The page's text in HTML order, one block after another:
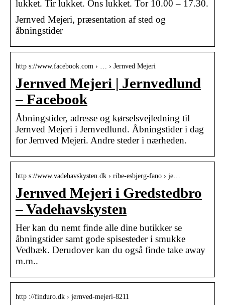
lukket. Tir lukket. Ons lukket. Tor 10.00 – 17.30.
Jernved Mejeri, præsentation af sted og
åbningstider
http s://www.facebook.com › … › Jernved Mejeri
Jernved Mejeri | Jernvedlund
– Facebook
Åbningstider, adresse og kørselsvejledning til
Jernved Mejeri i Jernvedlund. Åbningstider i dag
for Jernved Mejeri. Andre steder i nærheden.
http s://www.vadehavskysten.dk › ribe-esbjerg-fano › je…
Jernved Mejeri i Gredstedbro
– Vadehavskysten
Her kan du nemt finde alle dine butikker se
åbningstider samt gode spisesteder i smukke
Vedbæk. Derudover kan du også finde take away
m.m..
http ://finduro.dk › jernved-mejeri-8211